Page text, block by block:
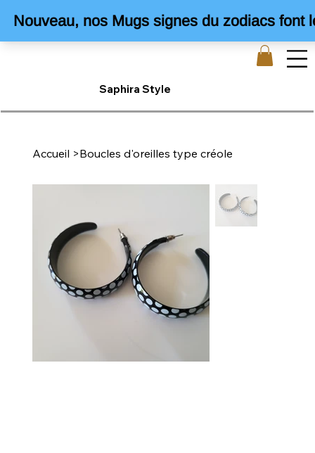
Saphira Style
Accueil >Boucles d'oreilles type créole